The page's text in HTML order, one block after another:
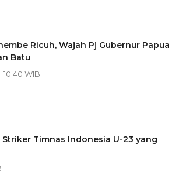
Ricuh, Wajah Pj Gubernur Papua
Batu
10:40 WIB
Timnas Indonesia U-23 yang